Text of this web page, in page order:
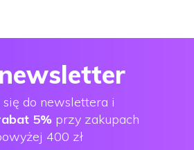
do newslettera i
5% przy zakupach
400 zł